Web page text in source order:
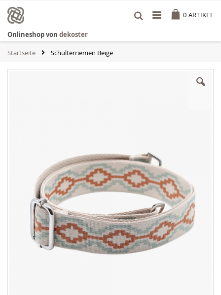
Inhalt
springen
0 ARTIKEL
Onlineshop von dekoster
Startseite Schulterriemen Beige